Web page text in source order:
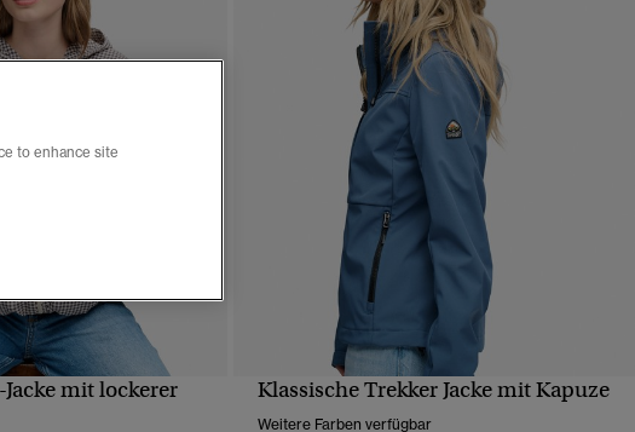
mit lockerer
Klassische Trekker Jacke mit Kapuze
Weitere Farben verfügbar
to enhance site